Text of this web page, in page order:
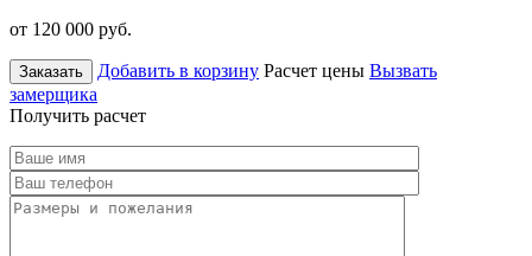
от 120 000 руб.
Заказать Добавить в корзину Расчет цены Вызвать
замерщика
Получить расчет